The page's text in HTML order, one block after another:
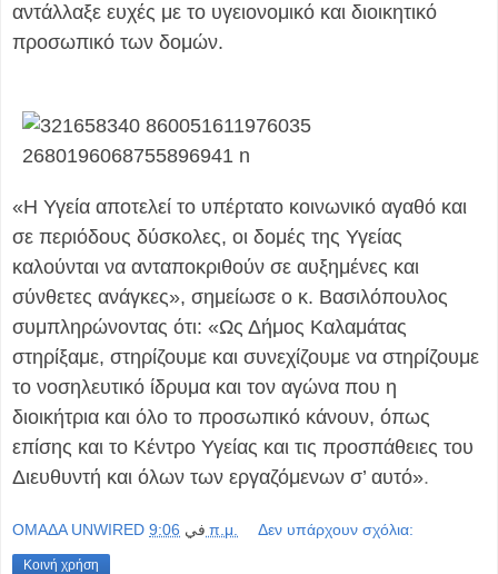
αντάλλαξε ευχές με το υγειονομικό και διοικητικό
προσωπικό των δομών.
«Η Υγεία αποτελεί το υπέρτατο κοινωνικό αγαθό και
σε περιόδους δύσκολες, οι δομές της Υγείας
καλούνται να ανταποκριθούν σε αυξημένες και
σύνθετες ανάγκες», σημείωσε ο κ. Βασιλόπουλος
συμπληρώνοντας ότι: «Ως Δήμος Καλαμάτας
στηρίξαμε, στηρίζουμε και συνεχίζουμε να στηρίζουμε
το νοσηλευτικό ίδρυμα και τον αγώνα που η
διοικήτρια και όλο το προσωπικό κάνουν, όπως
επίσης και το Κέντρο Υγείας και τις προσπάθειες του
Διευθυντή και όλων των εργαζόμενων σ’ αυτό».
OMAΔΑ UNWIRED في 9:06 π.μ. Δεν υπάρχουν σχόλια:
Κοινή χρήση